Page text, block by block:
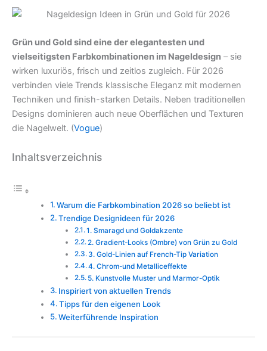
Grün und Gold sind eine der elegantesten und
vielseitigsten Farbkombinationen im Nageldesign – sie
wirken luxuriös, frisch und zeitlos zugleich. Für 2026
verbinden viele Trends klassische Eleganz mit modernen
Techniken und finish-starken Details. Neben traditionellen
Designs dominieren auch neue Oberflächen und Texturen
die Nagelwelt. (Vogue)
Inhaltsverzeichnis
Warum die Farb­kombination 2026 so beliebt ist
Trendige Designideen für 2026
1. Smaragd und Goldakzente
2. Gradient-Looks (Ombre) von Grün zu Gold
3. Gold-Linien auf French-Tip Variation
4. Chrom-und Metalliceffekte
5. Kunstvolle Muster und Marmor-Optik
Inspiriert von aktuellen Trends
Tipps für den eigenen Look
Weiterführende Inspiration